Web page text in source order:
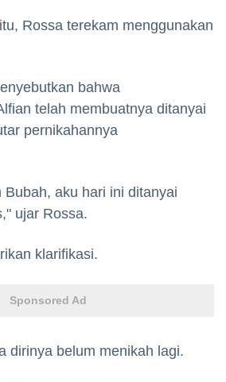
Rossa terekam menggunakan
bahwa
telah membuatnya ditanyai
pernikahannya
aku hari ini ditanyai
ujar Rossa.
klarifikasi.
Sponsored Ad
dirinya belum menikah lagi.